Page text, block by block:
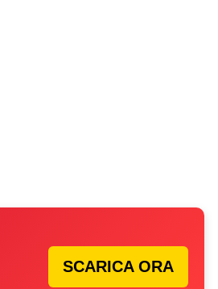
SCARICA ORA